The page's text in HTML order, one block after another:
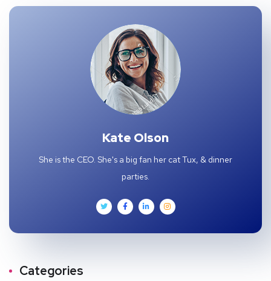
Kate Olson
She is the CEO. She's a big fan her cat Tux, & dinner
parties.
Categories